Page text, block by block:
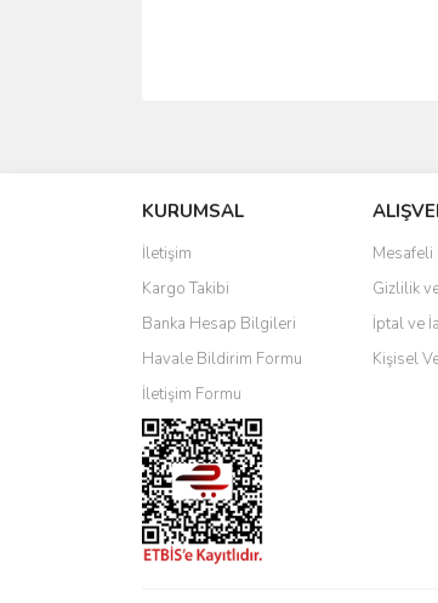
Ürün resmi kalitesiz, bozuk veya
Ürün açıklamasında eksik
Ürün bilgilerinde hatalar
Ürün fiyatı diğer sitelerden daha
Bu ürüne benzer farklı alternatifler
KURUMSAL
İletişim
Kargo Takibi
Banka Hesap Bilgileri
Havale Bildirim Formu
İletişim Formu
Mesafeli
Gizlilik
İptal ve
Kişisel